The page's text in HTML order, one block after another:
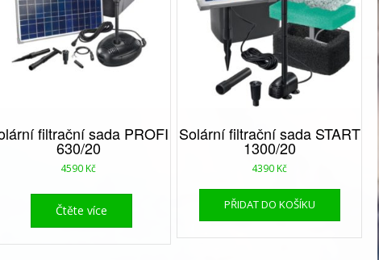
filtrační sada PROFI
630/20
4590 Kč
Čtěte více
Solární filtrační sada START
1300/20
4390 Kč
PŘIDAT DO KOŠÍKU